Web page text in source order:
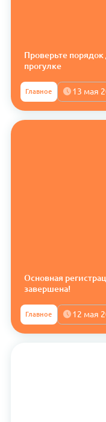
Проверьте
прогулке
Главное 13 мая
Основная
завершена!
Главное 12 мая